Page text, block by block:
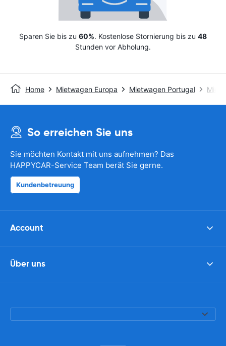
Sparen Sie bis zu 60%. Kostenlose Stornierung bis zu 48
Stunden vor Abholung.
Home Mietwagen Europa Mietwagen Portugal
So erreichen Sie uns
Sie möchten Kontakt mit uns aufnehmen? Das
HAPPYCAR-Service Team berät Sie gerne.
Kundenbetreuung
Account
Über uns